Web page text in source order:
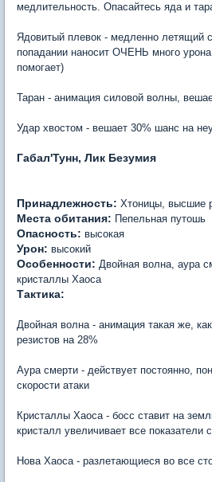
медлительность. Опасайтесь яда и
Ядовитый плевок - медленно летящий
попадании наносит ОЧЕНЬ много урона
помогает)
Таран - анимация силовой волны,
Удар хвостом - вешает 30% шанс на
Габал'Тунн, Лик Безумия
Принадлежность: Хтоницы, высшие
Места обитания: Пепельная путошь
Опасность: высокая
Урон: высокий
Особенности: Двойная волна, аура
кристаллы Хаоса
Тактика:
Двойная волна - анимация такая же,
резистов на 28%
Аура смерти - действует постоянно,
скорости атаки
Кристаллы Хаоса - босс ставит на
кристалл увеличивает все показатели
Нова Хаоса - разлетающиеся во все